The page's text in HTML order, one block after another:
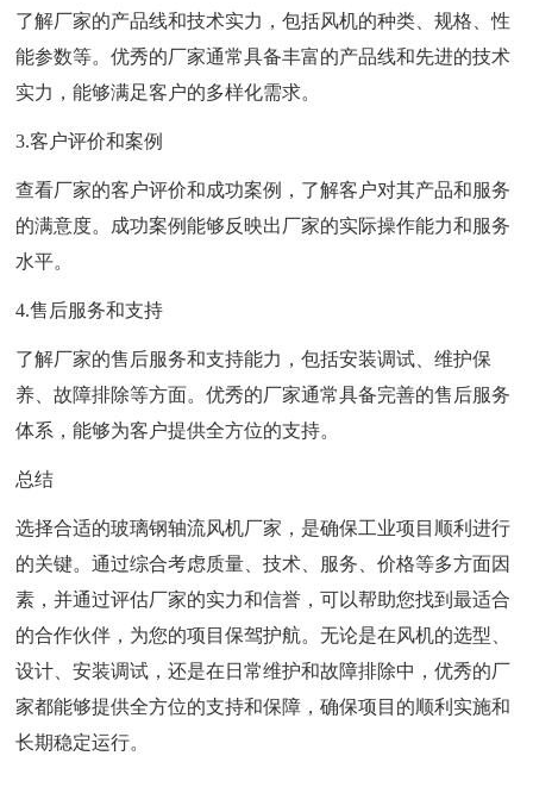
了解厂家的产品线和技术实力，包括风机的种类、规格、性
能参数等。优秀的厂家通常具备丰富的产品线和先进的技术
实力，能够满足客户的多样化需求。
3.客户评价和案例
查看厂家的客户评价和成功案例，了解客户对其产品和服务
的满意度。成功案例能够反映出厂家的实际操作能力和服务
水平。
4.售后服务和支持
了解厂家的售后服务和支持能力，包括安装调试、维护保
养、故障排除等方面。优秀的厂家通常具备完善的售后服务
体系，能够为客户提供全方位的支持。
总结
选择合适的玻璃钢轴流风机厂家，是确保工业项目顺利进行
的关键。通过综合考虑质量、技术、服务、价格等多方面因
素，并通过评估厂家的实力和信誉，可以帮助您找到最适合
的合作伙伴，为您的项目保驾护航。无论是在风机的选型、
设计、安装调试，还是在日常维护和故障排除中，优秀的厂
家都能够提供全方位的支持和保障，确保项目的顺利实施和
长期稳定运行。